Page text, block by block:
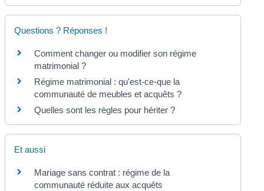
Questions ? Réponses !
Comment changer ou modifier son régime
matrimonial ?
Régime matrimonial : qu'est-ce-que la
communauté de meubles et acquêts ?
Quelles sont les règles pour hériter ?
Et aussi
Mariage sans contrat : régime de la
communauté réduite aux acquêts